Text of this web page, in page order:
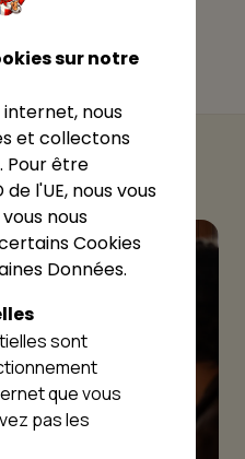
sur notre
nous
et collectons
Pour être
l'UE, nous vous
nous
Cookies
Données.
sont
que vous
pas les